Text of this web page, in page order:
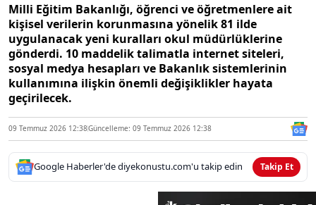
Milli Eğitim Bakanlığı, öğrenci ve öğretmenlere ait
kişisel verilerin korunmasına yönelik 81 ilde
uygulanacak yeni kuralları okul müdürlüklerine
gönderdi. 10 maddelik talimatla internet siteleri,
sosyal medya hesapları ve Bakanlık sistemlerinin
kullanımına ilişkin önemli değişiklikler hayata
geçirilecek.
09 Temmuz 2026 12:38Güncelleme: 09 Temmuz 2026 12:38
Google Haberler'de diyekonustu.com'u takip edin Takip Et